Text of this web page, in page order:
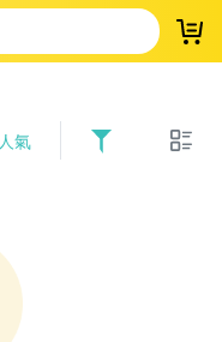
登
氣